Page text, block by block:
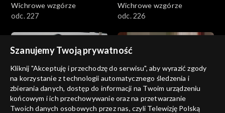
Wichrowe wzgórze
odc. 227
Wichrowe wzgórze
odc. 226
Wichrowe wzgórze
odc. 225
Wichrowe wzgórze
odc. 224
Szanujemy Twoją prywatność
Kliknij "Akceptuję i przechodzę do serwisu", aby wyrazić zgody
na korzystanie z technologii automatycznego śledzenia i
zbierania danych, dostęp do informacji na Twoim urządzeniu
końcowym i ich przechowywanie oraz na przetwarzanie
Twoich danych osobowych przez nas, czyli Telewizję Polską